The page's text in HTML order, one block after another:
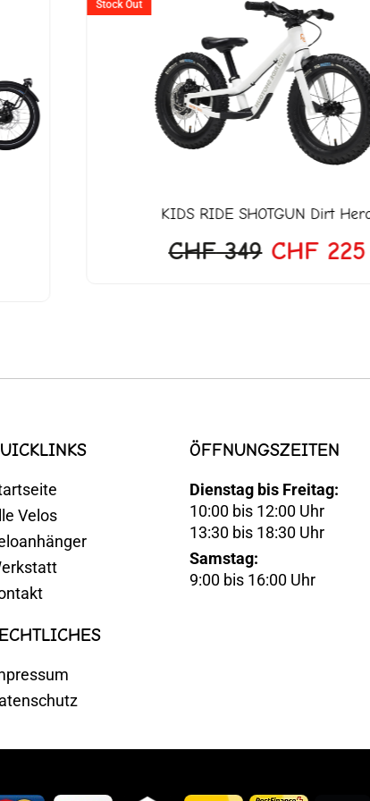
4'649.
Stock Out
KIDS RIDE SHOTGUN Dirt
CHF349
Preis
war:
CHF 349
CHF225
Velos
ÖFFNUNGSZEITEN
Dienstag bis Freitag:
10:00 bis 12:00 Uhr
13:30 bis 18:30 Uhr
Samstag:
9:00 bis 16:00 Uhr